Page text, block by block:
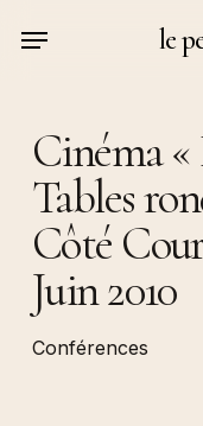
le
Menu
Cinéma
Tables
Côté
Juin 2010
Conférences